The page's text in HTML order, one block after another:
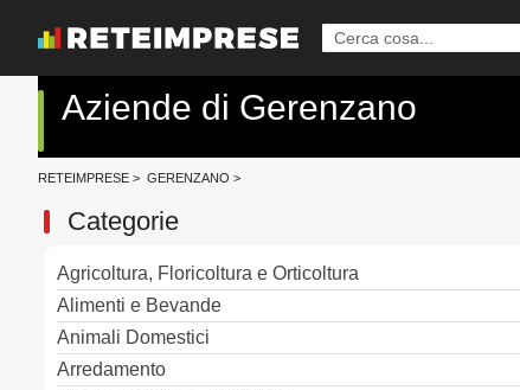
Aziende di Gerenzano
RETEIMPRESE > GERENZANO >
Categorie
Agricoltura, Floricoltura e Orticoltura
Alimenti e Bevande
Animali Domestici
Arredamento